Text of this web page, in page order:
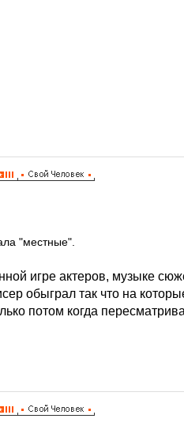
"местные".
игре актеров, музыке
обыграл так что на
потом когда